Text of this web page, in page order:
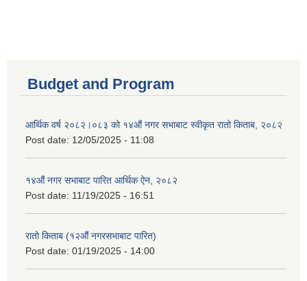
Budget and Program
आर्थिक वर्ष २०८२।०८३ को १४औं नगर सभाबाट स्वीकृत रातो किताब, २०८२
Post date: 12/05/2025 - 11:08
१४औं नगर सभाबाट पारित आर्थिक ऐन, २०८२
Post date: 11/19/2025 - 16:51
रातो किताब (१२औं नगरसभाबाट पारित)
Post date: 01/19/2025 - 14:00